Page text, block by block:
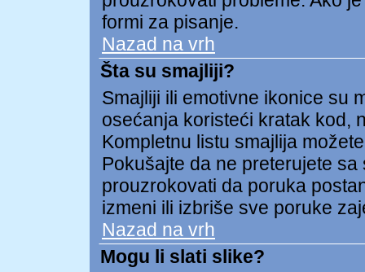
formi za pisanje.
Nazad na vrh
Šta su smajliji?
Smajliji ili emotivne ikonice su
osećanja koristeći kratak kod,
Kompletnu listu smajlija
Pokušajte da ne preterujete
prouzrokovati da poruka
izmeni ili izbriše sve poruke
Nazad na vrh
Mogu li slati slike?